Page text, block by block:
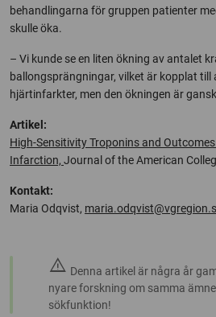
behandlingarna för gruppen patienter
skulle öka.
– Vi kunde se en liten ökning av antalet
ballongsprängningar, vilket är kopplat
hjärtinfarkter, men den ökningen är
Artikel:
High-Sensitivity Troponins and
Infarction, Journal of the American
Kontakt:
Maria Odqvist,
warning Denna artikel är några år
nyare forskning om samma
sökfunktion!